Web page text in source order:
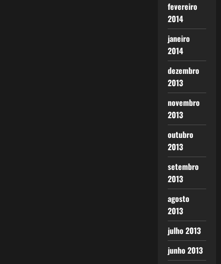
fevereiro
2014
janeiro
2014
dezembro
2013
novembro
2013
outubro
2013
setembro
2013
agosto
2013
julho 2013
junho 2013